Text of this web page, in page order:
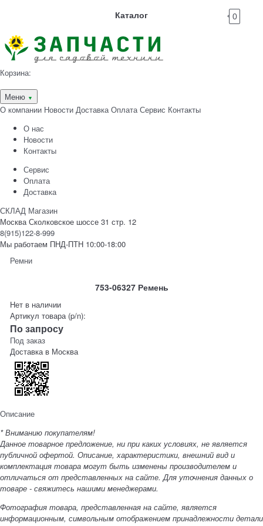
Каталог 0
Корзина:
Меню ▼
О компании Новости Доставка Оплата Сервис Контакты
О нас
Новости
Контакты
Сервис
Оплата
Доставка
СКЛАД Магазин
Москва Сколковское шоссе 31 стр. 12
8(915)122-8-999
Мы работаем ПНД-ПТН 10:00-18:00
Ремни
753-06327 Ремень
Нет в наличии
Артикул товара (p/n):
По запросу
Под заказ
Доставка в Москва
Описание
* Вниманию покупателям!
Данное товарное предложение, ни при каких условиях, не является
публичной офертой. Описание, характеристики, внешний вид и
комплектация товара могут быть изменены производителем и
отличаться от представленных на сайте. Для уточнения данных о
товаре - свяжитесь нашими менеджерами.
Фотография товара, представленная на сайте, является
информационным, символьным отображением принадлежности детали